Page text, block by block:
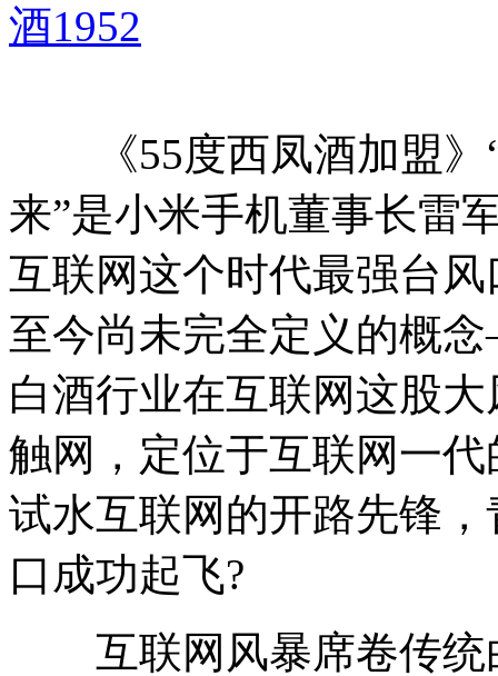
酒1952
《55度西凤酒加盟》“
来”是小米手机董事长雷
互联网这个时代最强台
至今尚未完全定义的概
白酒行业在互联网这股
触网，定位于互联网一
试水互联网的开路先锋
口成功起飞?
互联网风暴席卷传统